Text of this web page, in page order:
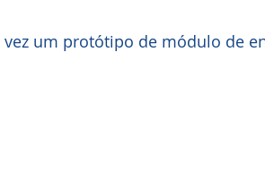
um protótipo de módulo de